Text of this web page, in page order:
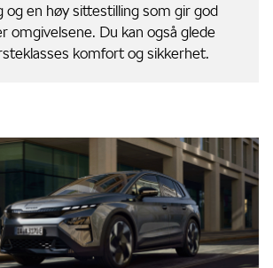
og en høy sittestilling som gir god
omgivelsene. Du kan også glede
komfort og sikkerhet.